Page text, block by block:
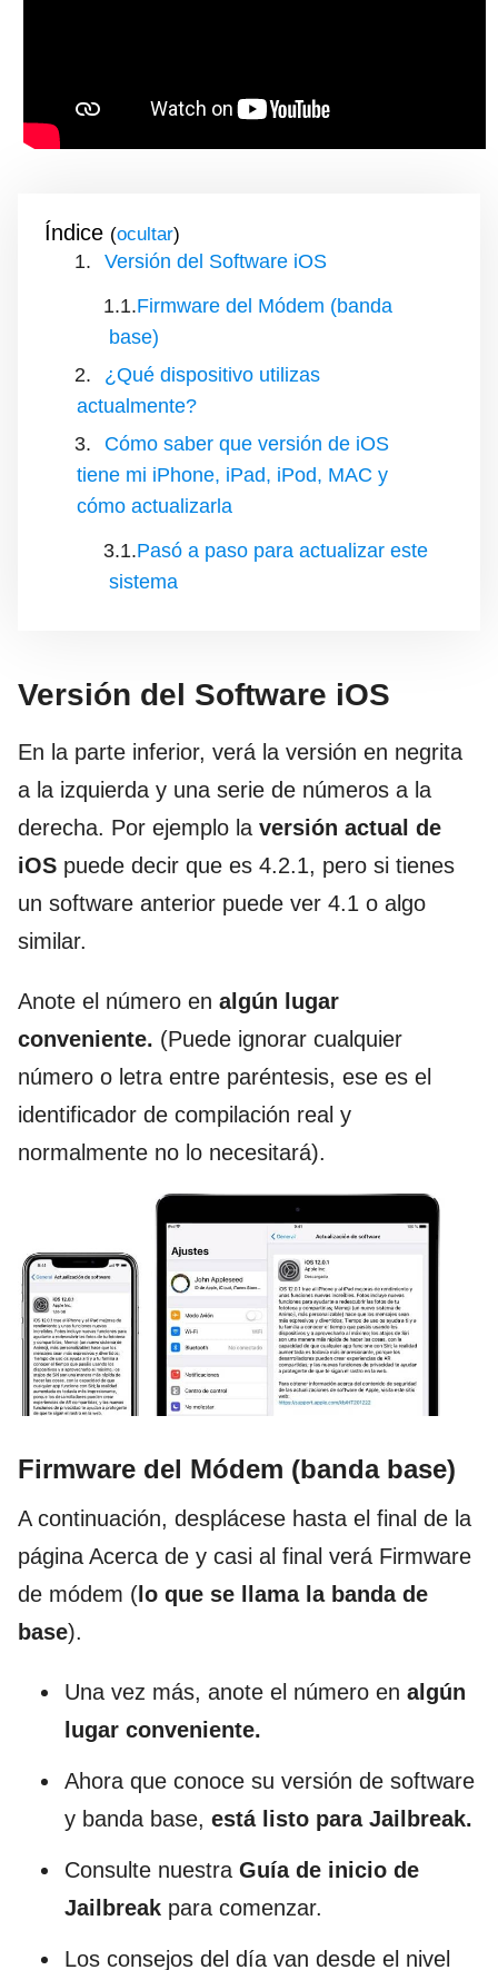
Índice ( )
Versión del Software iOS
Firmware del Módem (banda
base)
¿Qué dispositivo utilizas
actualmente?
Cómo saber que versión de iOS
tiene mi iPhone, iPad, iPod, MAC y
cómo actualizarla
Pasó a paso para actualizar este
sistema
Versión del Software iOS
En la parte inferior, verá la versión en negrita
a la izquierda y una serie de números a la
derecha. Por ejemplo la versión actual de
iOS puede decir que es 4.2.1, pero si tienes
un software anterior puede ver 4.1 o algo
similar.
Anote el número en algún lugar
conveniente. (Puede ignorar cualquier
número o letra entre paréntesis, ese es el
identificador de compilación real y
normalmente no lo necesitará).
Firmware del Módem (banda base)
A continuación, desplácese hasta el final de la
página Acerca de y casi al final verá Firmware
de módem ( lo que se llama la banda de
base).
Una vez más, anote el número en algún
lugar conveniente.
Ahora que conoce su versión de software
y banda base, está listo para Jailbreak.
Consulte nuestra Guía de inicio de
Jailbreak para comenzar.
Los consejos del día van desde el nivel